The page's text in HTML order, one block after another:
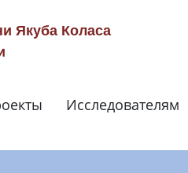
Якуба Коласа
Навигация по
Исследователям